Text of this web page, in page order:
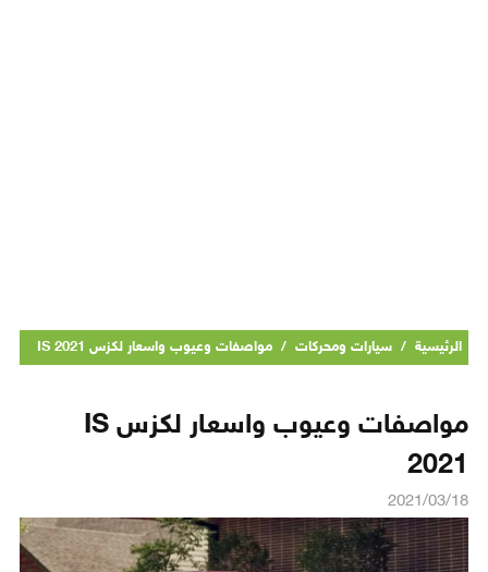
الرئيسية / سيارات ومحركات / مواصفات وعيوب واسعار لكزس IS 2021
مواصفات وعيوب واسعار لكزس IS
2021
2021/03/18